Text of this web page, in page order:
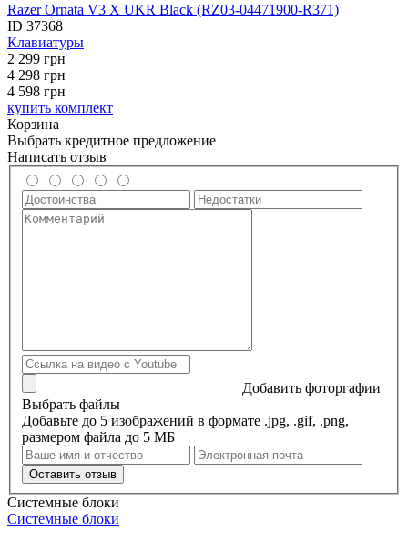
Razer Ornata V3 X UKR Black (RZ03-04471900-R371)
ID 37368
Клавиатуры
2 299 грн
4 298 грн
4 598 грн
купить комплект
Корзина
Выбрать кредитное предложение
Написать отзыв
Добавить фоторгафии
Выбрать файлы
Добавьте до 5 изображений в формате .jpg, .gif, .png,
размером файла до 5 МБ
Оставить отзыв
Системные блоки
Системные блоки